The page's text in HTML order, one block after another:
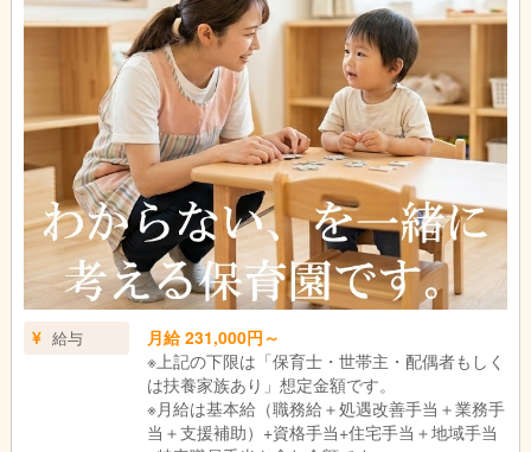
給与
月給 231,000円～
※上記の下限は「保育士・世帯主・配偶者もしく
は扶養家族あり」想定金額です。
※月給は基本給（職務給＋処遇改善手当＋業務手
当＋支援補助）+資格手当+住宅手当＋地域手当